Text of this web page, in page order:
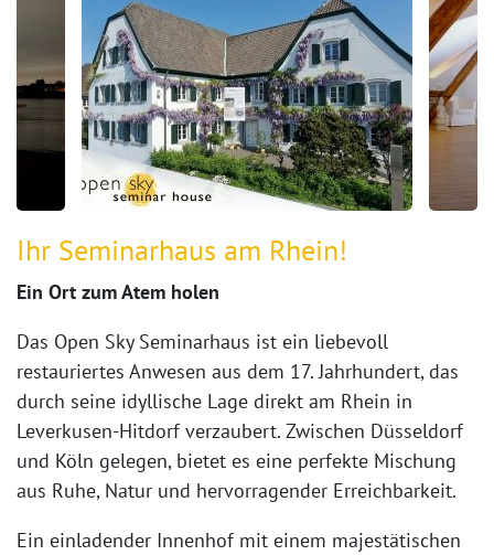
Ihr Seminarhaus am Rhein!
Ein Ort zum Atem holen
Das Open Sky Seminarhaus ist ein liebevoll
restauriertes Anwesen aus dem 17. Jahrhundert, das
durch seine idyllische Lage direkt am Rhein in
Leverkusen-Hitdorf verzaubert. Zwischen Düsseldorf
und Köln gelegen, bietet es eine perfekte Mischung
aus Ruhe, Natur und hervorragender Erreichbarkeit.
Ein einladender Innenhof mit einem majestätischen